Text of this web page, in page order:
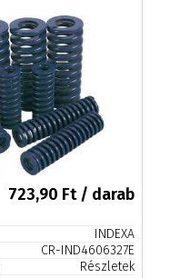
723,90 Ft / darab
INDEXA
CR-IND4606327E
Részletek